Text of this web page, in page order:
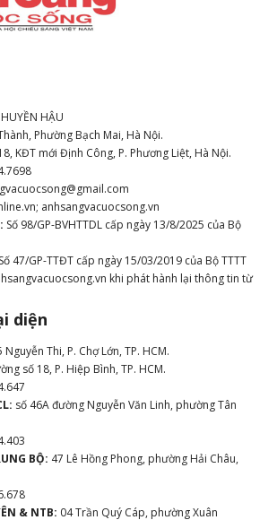
HẬU
Phường Bạch Mai, Hà Nội.
KĐT mới Định Công, P. Phương Liệt, Hà Nội.
anhsangvacuocsong.vn
Số 98/GP-BVHTTDL cấp ngày 13/8/2025 của Bộ
Số 47/GP-TTĐT cấp ngày 15/03/2019 của Bộ TTTT
khi phát hành lại thông tin từ
diện
Nguyễn Thi, P. Chợ Lớn, TP. HCM.
số 18, P. Hiệp Bình, TP. HCM.
số 46A đường Nguyễn Văn Linh, phường Tân
BỘ: 47 Lê Hồng Phong, phường Hải Châu,
& NTB: 04 Trần Quý Cáp, phường Xuân